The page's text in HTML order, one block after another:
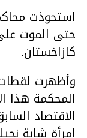
استحوذت
حتى الموت
كازاخستان.
وأظهرت
المحكمة هذا
الاقتصاد